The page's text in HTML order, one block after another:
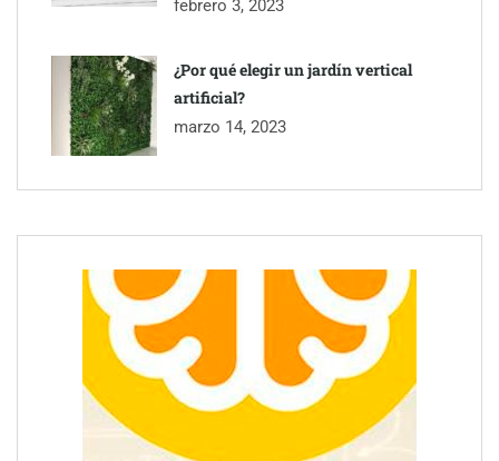
febrero 3, 2023
¿Por qué elegir un jardín vertical
artificial?
marzo 14, 2023